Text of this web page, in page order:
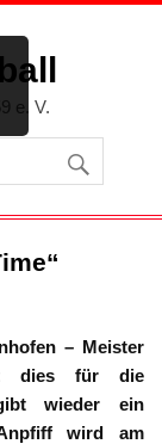
e. V.
– Meister
dies für die
wieder ein
wird am